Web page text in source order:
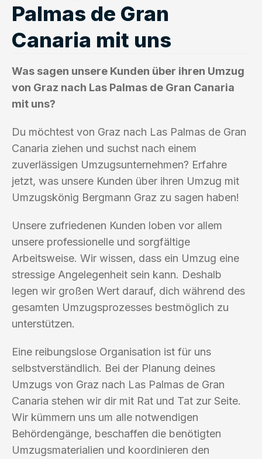
Palmas de Gran
Canaria mit uns
Was sagen unsere Kunden über ihren Umzug
von Graz nach Las Palmas de Gran Canaria
mit uns?
Du möchtest von Graz nach Las Palmas de Gran
Canaria ziehen und suchst nach einem
zuverlässigen Umzugsunternehmen? Erfahre
jetzt, was unsere Kunden über ihren Umzug mit
Umzugskönig Bergmann Graz zu sagen haben!
Unsere zufriedenen Kunden loben vor allem
unsere professionelle und sorgfältige
Arbeitsweise. Wir wissen, dass ein Umzug eine
stressige Angelegenheit sein kann. Deshalb
legen wir großen Wert darauf, dich während des
gesamten Umzugsprozesses bestmöglich zu
unterstützen.
Eine reibungslose Organisation ist für uns
selbstverständlich. Bei der Planung deines
Umzugs von Graz nach Las Palmas de Gran
Canaria stehen wir dir mit Rat und Tat zur Seite.
Wir kümmern uns um alle notwendigen
Behördengänge, beschaffen die benötigten
Umzugsmaterialien und koordinieren den